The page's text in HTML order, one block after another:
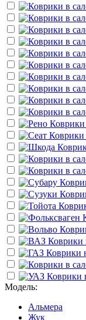
Коврики
Коврики
Коврики
Коврики
Коврики
Модель:
Альмера
Жук